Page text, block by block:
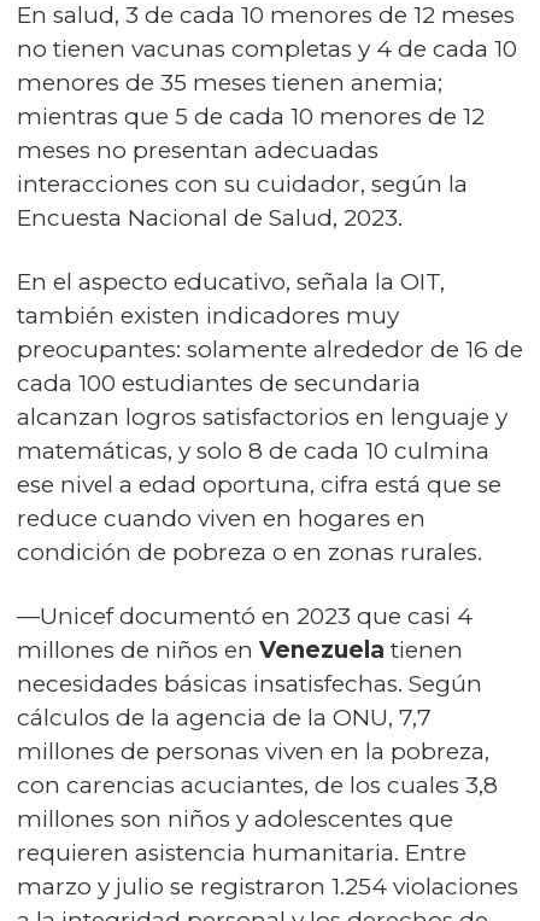
En salud, 3 de cada 10 menores de 12 meses
no tienen vacunas completas y 4 de cada 10
menores de 35 meses tienen anemia;
mientras que 5 de cada 10 menores de 12
meses no presentan adecuadas
interacciones con su cuidador, según la
Encuesta Nacional de Salud, 2023.
En el aspecto educativo, señala la OIT,
también existen indicadores muy
preocupantes: solamente alrededor de 16 de
cada 100 estudiantes de secundaria
alcanzan logros satisfactorios en lenguaje y
matemáticas, y solo 8 de cada 10 culmina
ese nivel a edad oportuna, cifra está que se
reduce cuando viven en hogares en
condición de pobreza o en zonas rurales.
—Unicef documentó en 2023 que casi 4
millones de niños en Venezuela tienen
necesidades básicas insatisfechas. Según
cálculos de la agencia de la ONU, 7,7
millones de personas viven en la pobreza,
con carencias acuciantes, de los cuales 3,8
millones son niños y adolescentes que
requieren asistencia humanitaria. Entre
marzo y julio se registraron 1.254 violaciones